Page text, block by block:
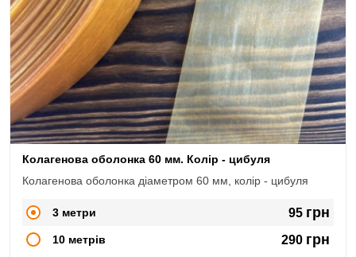
Колагенова оболонка 60 мм. Колір - цибуля
Колагенова оболонка діаметром 60 мм, колір - цибуля
3 метри 95 грн
10 метрів 290 грн